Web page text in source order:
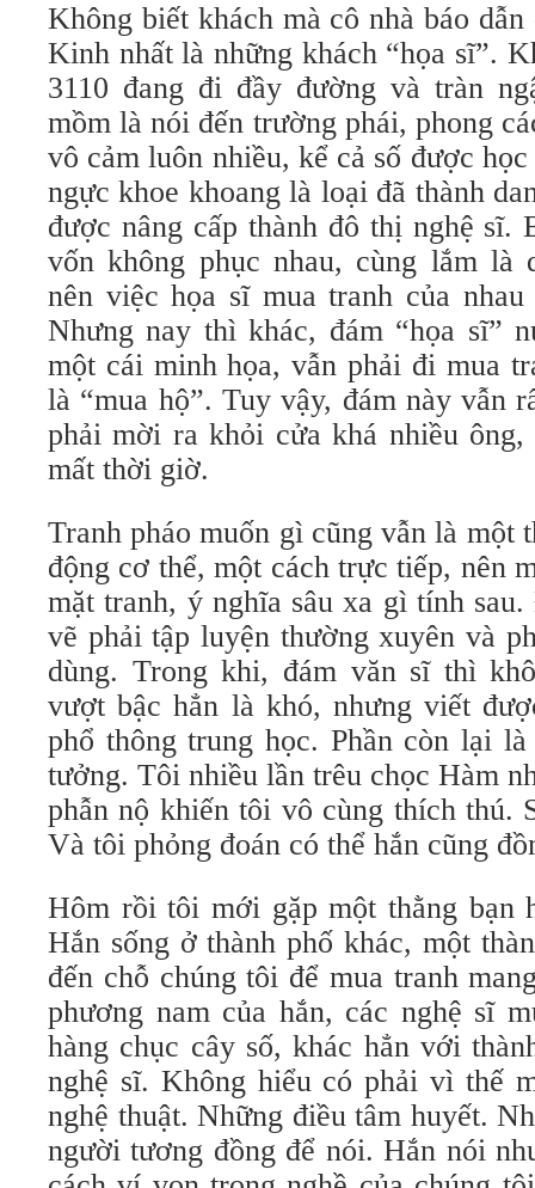
Không biết khách mà cô nhà báo
Kinh nhất là những khách “họa sĩ”.
3110 đang đi đầy đường và tràn
mồm là nói đến trường phái, phong
vô cảm luôn nhiều, kể cả số được
ngực khoe khoang là loại đã thành
được nâng cấp thành đô thị nghệ sĩ.
vốn không phục nhau, cùng lắm là
nên việc họa sĩ mua tranh của
Nhưng nay thì khác, đám “họa sĩ”
một cái minh họa, vẫn phải đi mua
là “mua hộ”. Tuy vậy, đám này vẫn
phải mời ra khỏi cửa khá nhiều
mất thời giờ.
Tranh pháo muốn gì cũng vẫn là một
động cơ thể, một cách trực tiếp, nên
mặt tranh, ý nghĩa sâu xa gì tính
vẽ phải tập luyện thường xuyên và
dùng. Trong khi, đám văn sĩ thì
vượt bậc hẳn là khó, nhưng viết
phổ thông trung học. Phần còn lại
tưởng. Tôi nhiều lần trêu chọc Hàm
phẫn nộ khiến tôi vô cùng thích thú.
Và tôi phỏng đoán có thể hắn cũng
Hôm rồi tôi mới gặp một thằng bạn
Hắn sống ở thành phố khác, một
đến chỗ chúng tôi để mua tranh
phương nam của hắn, các nghệ sĩ
hàng chục cây số, khác hẳn với
nghệ sĩ. Không hiểu có phải vì thế
nghệ thuật. Những điều tâm huyết.
người tương đồng để nói. Hắn nói